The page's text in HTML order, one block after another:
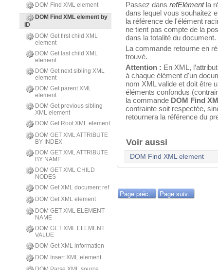
DOM Find XML element
DOM Find XML element by
ID
DOM Get first child XML
element
DOM Get last child XML
element
DOM Get next sibling XML
element
DOM Get parent XML
element
DOM Get previous sibling
XML element
DOM Get Root XML element
DOM GET XML ATTRIBUTE
BY INDEX
DOM GET XML ATTRIBUTE
BY NAME
DOM GET XML CHILD
NODES
DOM Get XML document ref
DOM Get XML element
DOM GET XML ELEMENT
NAME
DOM GET XML ELEMENT
VALUE
DOM Get XML information
DOM Insert XML element
Passez dans refElémentla
dans lequel vous souhaitez
la référence de l'élément
ne tient pas compte de la
dans la totalité du document.
La commande retourne en
trouvé.
Attention : En XML,
à chaque élément d'un
nom XML valide et doit être
éléments confondus
la commande DOM Find
contrainte soit respectée,
retournera la référence du
Voir aussi
DOM Find XML element
Page préc. Page suiv.